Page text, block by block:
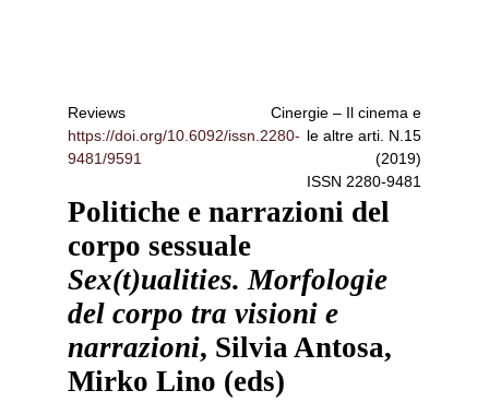
Cinergie – Il cinema e
le altre arti. N.15
(2019)
ISSN 2280-9481
Reviews
https://doi.org/10.6092/issn.2280-
9481/9591
Politiche e narrazioni del
corpo sessuale
Sex(t)ualities. Morfologie
del corpo tra visioni e
narrazioni, Silvia Antosa,
Mirko Lino (eds)